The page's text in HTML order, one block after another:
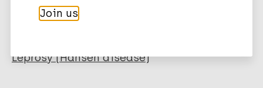
Leprosy (Hansen disease)
Join us